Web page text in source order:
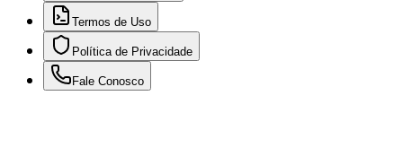
Termos de Uso
Política de Privacidade
Fale Conosco